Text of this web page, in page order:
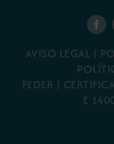
AVISO LEGAL |
FEDER |
E